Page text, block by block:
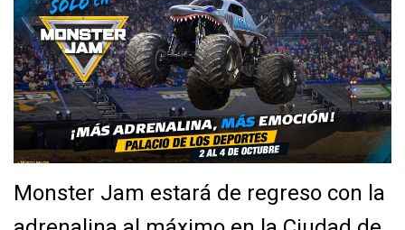
Monster Jam estará de regreso con la